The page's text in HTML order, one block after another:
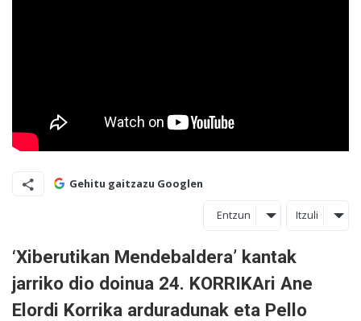
Gehitu gaitzazu Googlen
Entzun Itzuli
‘Xiberutikan Mendebaldera’ kantak
jarriko dio doinua 24. KORRIKAri Ane
Elordi Korrika arduradunak eta Pello